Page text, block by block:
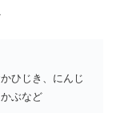
ひじき、にんじ
ぶなど